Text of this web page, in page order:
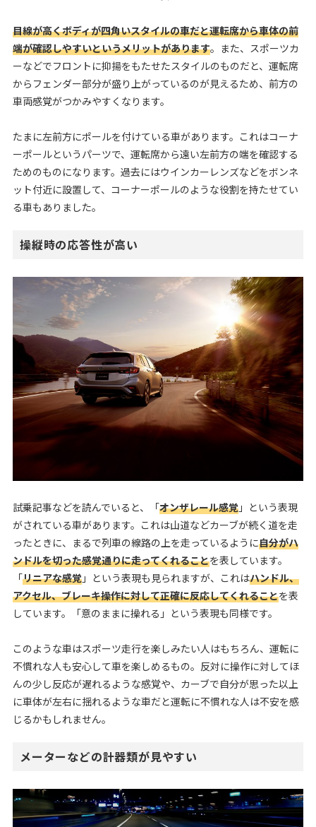
目線が高くボディが四角いスタイルの車だと運転席から車体の前
端が確認しやすいというメリットがあります。また、スポーツカ
ーなどでフロントに抑揚をもたせたスタイルのものだと、運転席
からフェンダー部分が盛り上がっているのが見えるため、前方の
車両感覚がつかみやすくなります。
たまに左前方にポールを付けている車があります。これはコーナ
ーポールというパーツで、運転席から遠い左前方の端を確認する
ためのものになります。過去にはウインカーレンズなどをボンネ
ット付近に設置して、コーナーポールのような役割を持たせてい
る車もありました。
操縦時の応答性が高い
試乗記事などを読んでいると、「オンザレール感覚」という表現
がされている車があります。これは山道などカーブが続く道を走
ったときに、まるで列車の線路の上を走っているように自分がハ
ンドルを切った感覚通りに走ってくれることを表しています。
「リニアな感覚」という表現も見られますが、これはハンドル、
アクセル、ブレーキ操作に対して正確に反応してくれることを表
しています。「意のままに操れる」という表現も同様です。
このような車はスポーツ走行を楽しみたい人はもちろん、運転に
不慣れな人も安心して車を楽しめるもの。反対に操作に対してほ
んの少し反応が遅れるような感覚や、カーブで自分が思った以上
に車体が左右に揺れるような車だと運転に不慣れな人は不安を感
じるかもしれません。
メーターなどの計器類が見やすい